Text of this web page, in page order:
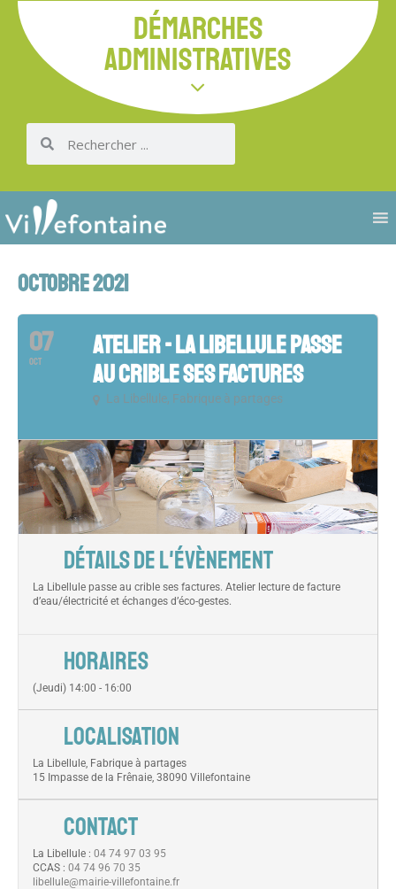
DÉMARCHES
ADMINISTRATIVES
OCTOBRE 2021
07
OCT
ATELIER - LA LIBELLULE PASSE
AU CRIBLE SES FACTURES
La Libellule, Fabrique à partages
DÉTAILS DE L'ÉVÈNEMENT
La Libellule passe au crible ses factures. Atelier lecture de facture
d’eau/électricité et échanges d’éco-gestes.
HORAIRES
(Jeudi) 14:00 - 16:00
LOCALISATION
La Libellule, Fabrique à partages
15 Impasse de la Frênaie, 38090 Villefontaine
CONTACT
La Libellule : 04 74 97 03 95
CCAS : 04 74 96 70 35
libellule@mairie-villefontaine.fr